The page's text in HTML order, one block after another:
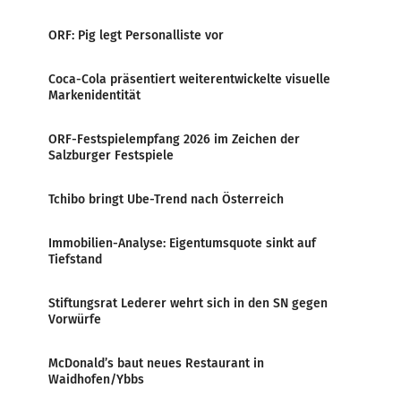
ORF: Pig legt Personalliste vor
Coca-Cola präsentiert weiterentwickelte visuelle
Markenidentität
ORF-Festspielempfang 2026 im Zeichen der
Salzburger Festspiele
Tchibo bringt Ube-Trend nach Österreich
Immobilien-Analyse: Eigentumsquote sinkt auf
Tiefstand
Stiftungsrat Lederer wehrt sich in den SN gegen
Vorwürfe
McDonald’s baut neues Restaurant in
Waidhofen/Ybbs